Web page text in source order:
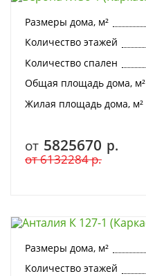
Размеры дома, м²
Количество этажей
Количество спален
Общая площадь дома, м²
Жилая площадь дома, м²
от 5825670 р.
от6132284р.
Размеры дома, м²
Количество этажей